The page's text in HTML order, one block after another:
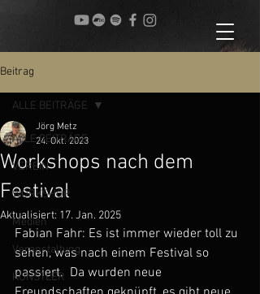
Beitrag
ALLE BEITRÄGE
VEREIN
WORKSHOP
Medien
Veranstaltung
KÜNSTLER
ALLE BEITRÄGE
Workshops nach dem
Festival
Jörg Metz
24. Okt. 2023
Aktualisiert: 17. Jan. 2025
Fabian Fahr: Es ist immer wieder toll zu
sehen, was nach einem Festival so
passiert.  Da wurden neue